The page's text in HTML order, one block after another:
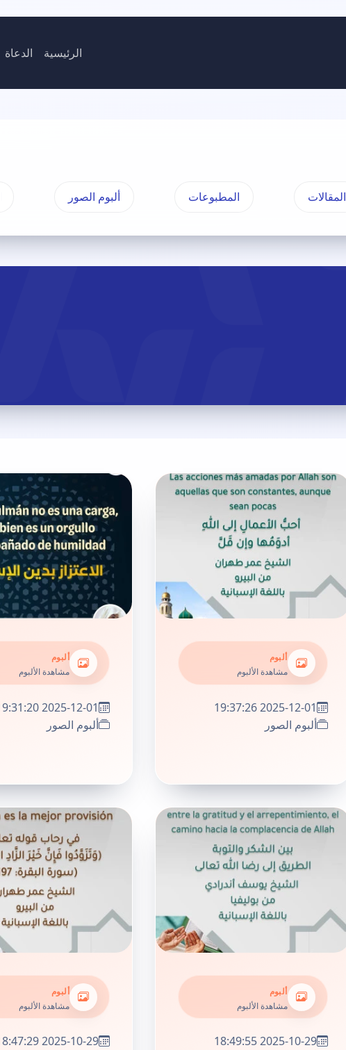
الرئيسية الدعاة
المقالات المطبوعات ألبوم الصور
ألبوم
مشاهدة الألبوم
2025-12-01 19:37:26
ألبوم الصور
ألبوم
مشاهدة الألبوم
2025-12-01 19:31:20
ألبوم الصور
ألبوم
مشاهدة الألبوم
2025-10-29 18:49:55
ألبوم
مشاهدة الألبوم
2025-10-29 18:47:29